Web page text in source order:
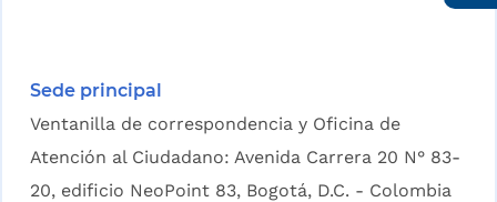
Sede principal
Ventanilla de correspondencia y Oficina de
Atención al Ciudadano: Avenida Carrera 20 N° 83-
20, edificio NeoPoint 83, Bogotá, D.C. - Colombia